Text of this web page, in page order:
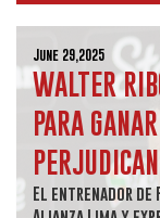
June 29,2025
WALTER
PARA
El entrenador de